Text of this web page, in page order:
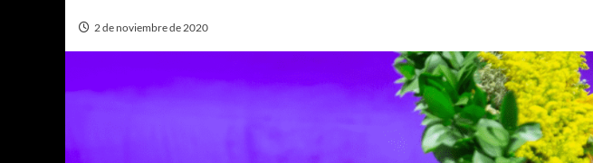
2 de noviembre de 2020